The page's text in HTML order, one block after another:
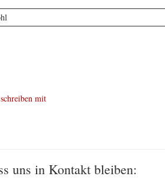
mit
uns in Kontakt bleiben: